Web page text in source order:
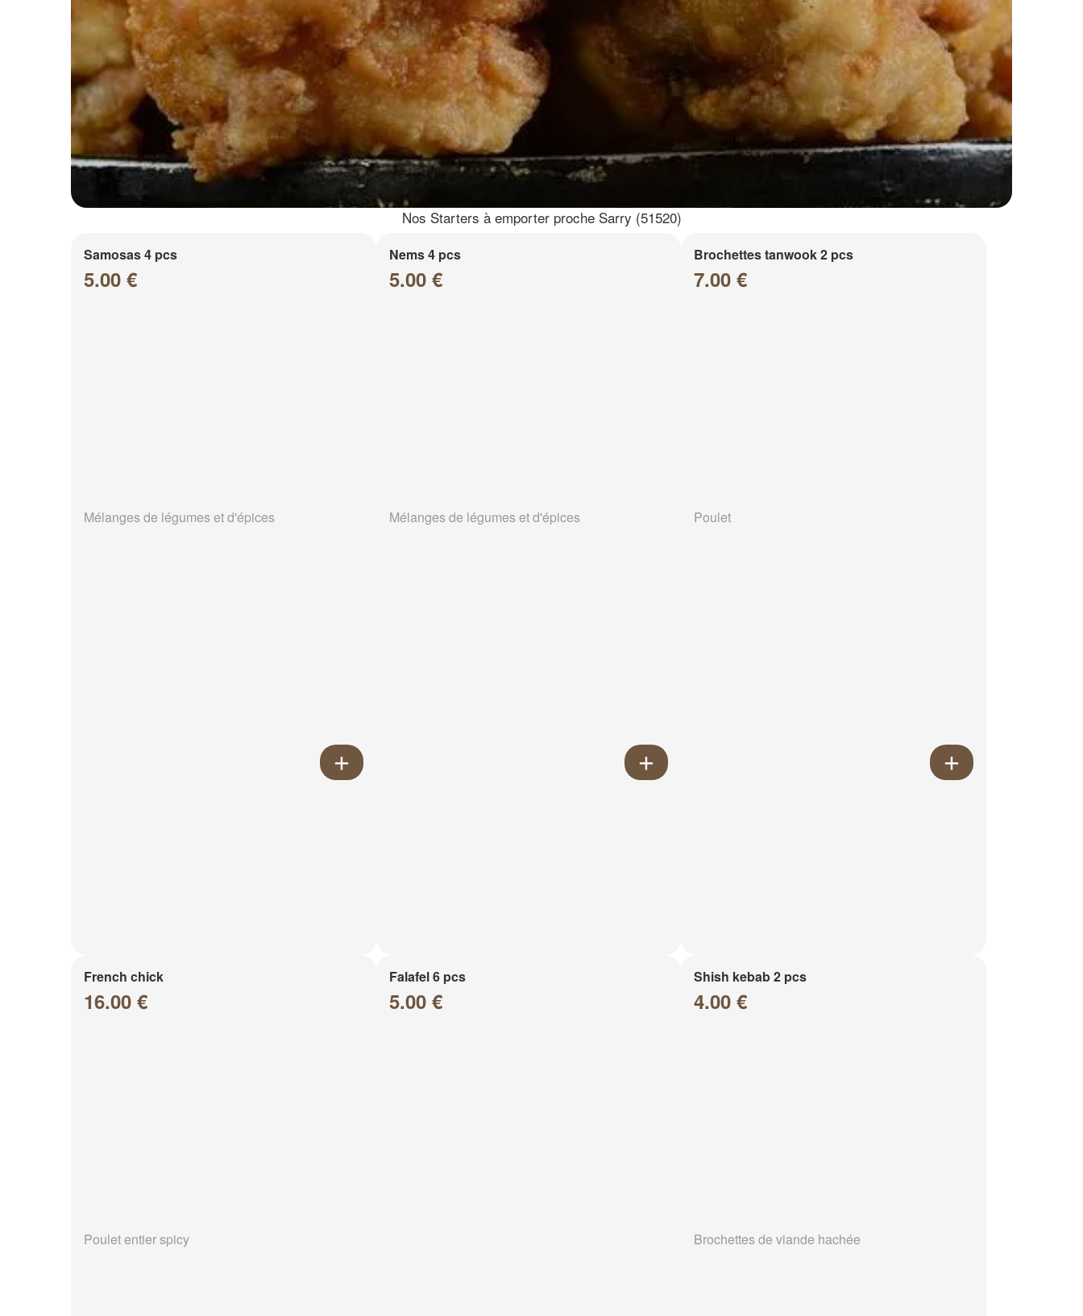
Nos Starters à emporter proche Sarry (51520)
Samosas 4 pcs
5.00 €
Mélanges de légumes et d'épices
Nems 4 pcs
5.00 €
Mélanges de légumes et d'épices
Brochettes tanwook 2 pcs
7.00 €
Poulet
French chick
16.00 €
Poulet entier spicy
Falafel 6 pcs
5.00 €
Shish kebab 2 pcs
4.00 €
Brochettes de viande hachée